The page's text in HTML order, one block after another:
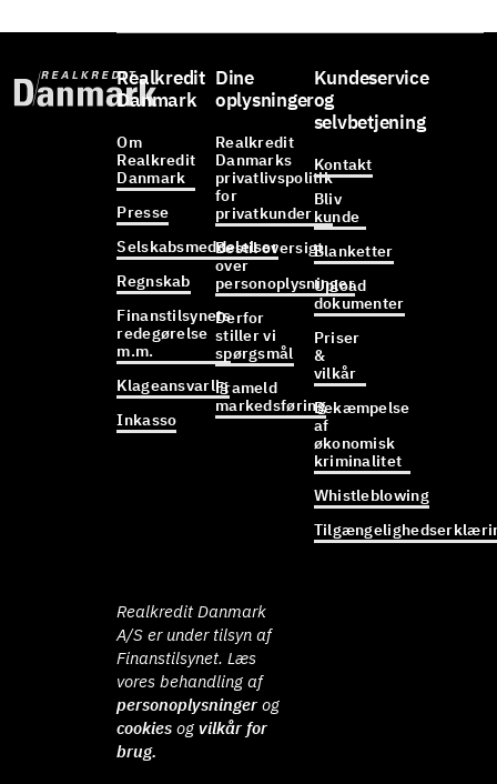
Realkredit
Danmark
Om
Realkredit
Danmark
Presse
Selskabsmeddelelser
Regnskab
Finanstilsynets
redegørelse
m.m.
Klageansvarlig
Inkasso
Dine
oplysninger
Realkredit
Danmarks
privatlivspolitik
for
privatkunder
Bestil oversigt
over
personoplysninger
Derfor
stiller vi
spørgsmål
Frameld
markedsføring
Kundeservice
og
selvbetjening
Kontakt
Bliv
kunde
Blanketter
Upload
dokumenter
Priser
&
vilkår
Bekæmpelse
af
økonomisk
kriminalitet
Whistleblowing
Realkredit Danmark
A/S er under tilsyn af
Finanstilsynet. Læs
vores behandling af
personoplysninger og
cookies ogvilkår for
brug.